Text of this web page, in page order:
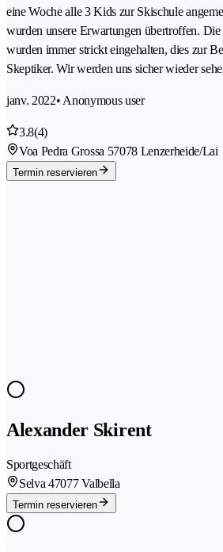
eine Woche alle 3 Kids zur Skischule
wurden unsere Erwartungen übertroffen.
wurden immer strickt eingehalten, dies zur
Skeptiker. Wir werden uns sicher wieder
janv. 2022• Anonymous user
3.8(4)
Voa Pedra Grossa 57078 Lenzerheide/Lai
Termin reservieren
Alexander Skirent
Sportgeschäft
Selva 47077 Valbella
Termin reservieren